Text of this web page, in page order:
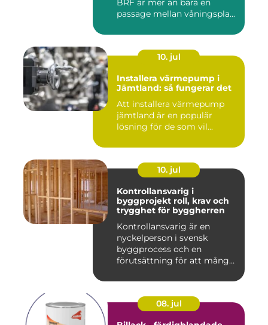
BRF är mer än bara en
passage mellan våningspla...
10. jul
Installera värmepump i
Jämtland: så fungerar det
Att installera värmepump
jämtland är en populär
lösning för de som vil...
10. jul
Kontrollansvarig i
byggprojekt roll, krav och
trygghet för byggherren
Kontrollansvarig är en
nyckelperson i svensk
byggprocess och en
förutsättning för att många
08. jul